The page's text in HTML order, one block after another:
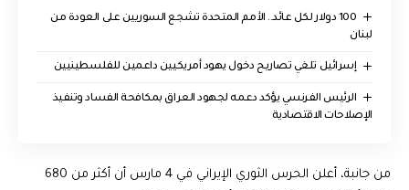
100 دولار لكل عائد.. الأمم المتحدة تشجع السوريين على العودة من
لبنان
إسرائيل تلغي تصاريح دخول يهود أمريكيين داعمين للفلسطينيين
الرئيس الفرنسي يؤكد دعمه لجهود العراق بمكافحة الفساد وتنفيذ
الإصلاحات الاقتصادية
من جانبة، أعلن الحرس الثوري الإيراني في 4 مارس أن أكثر من 680